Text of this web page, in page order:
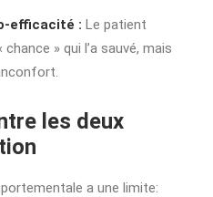
efficacité : Le patient
» qui l’a sauvé, mais
les deux
a une limite: